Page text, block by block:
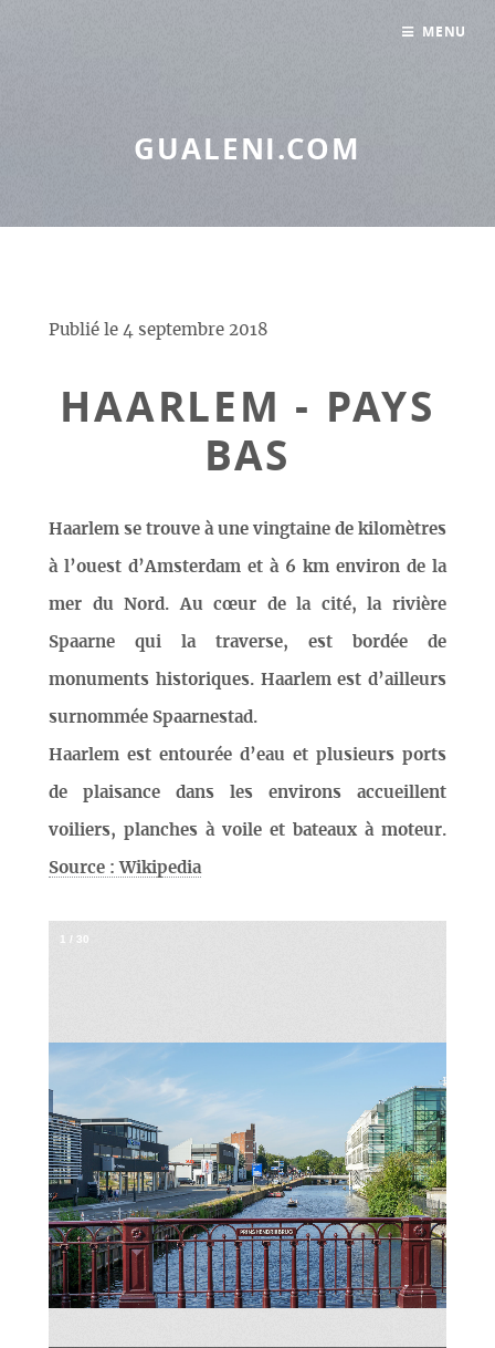
GUALENI.COM
Publié le 4 septembre 2018
HAARLEM - PAYS
BAS
Haarlem se trouve à une vingtaine de kilomètres
à l’ouest d’Amsterdam et à 6 km environ de la
mer du Nord. Au cœur de la cité, la rivière
Spaarne qui la traverse, est bordée de
monuments historiques. Haarlem est d’ailleurs
surnommée Spaarnestad.
Haarlem est entourée d’eau et plusieurs ports
de plaisance dans les environs accueillent
voiliers, planches à voile et bateaux à moteur.
Source : Wikipedia
1 / 30
MENU